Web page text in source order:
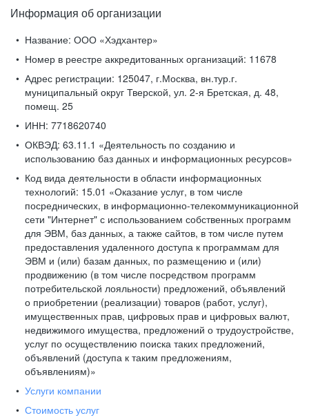
Информация об организации
Название: ООО «Хэдхантер»
Номер в реестре аккредитованных организаций: 11678
Адрес регистрации: 125047, г.Москва, вн.тур.г.
муниципальный округ Тверской, ул. 2-я Бретская, д. 48,
помещ. 25
ИНН: 7718620740
ОКВЭД: 63.11.1 «Деятельность по созданию и
использованию баз данных и информационных ресурсов»
Код вида деятельности в области информационных
технологий: 15.01 «Оказание услуг, в том числе
посреднических, в информационно-телекоммуникационной
сети "Интернет" с использованием собственных программ
для ЭВМ, баз данных, а также сайтов, в том числе путем
предоставления удаленного доступа к программам для
ЭВМ и (или) базам данных, по размещению и (или)
продвижению (в том числе посредством программ
потребительской лояльности) предложений, объявлений
о приобретении (реализации) товаров (работ, услуг),
имущественных прав, цифровых прав и цифровых валют,
недвижимого имущества, предложений о трудоустройстве,
услуг по осуществлению поиска таких предложений,
объявлений (доступа к таким предложениям,
объявлениям)»
Услуги компании
Стоимость услуг